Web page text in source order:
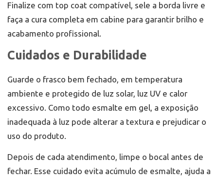
Finalize com top coat compatível, sele a borda livre e
faça a cura completa em cabine para garantir brilho e
acabamento profissional.
Cuidados e Durabilidade
Guarde o frasco bem fechado, em temperatura
ambiente e protegido de luz solar, luz UV e calor
excessivo. Como todo esmalte em gel, a exposição
inadequada à luz pode alterar a textura e prejudicar o
uso do produto.
Depois de cada atendimento, limpe o bocal antes de
fechar. Esse cuidado evita acúmulo de esmalte, ajuda a